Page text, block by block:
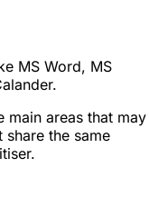
MS Word, MS
main areas that may
the same